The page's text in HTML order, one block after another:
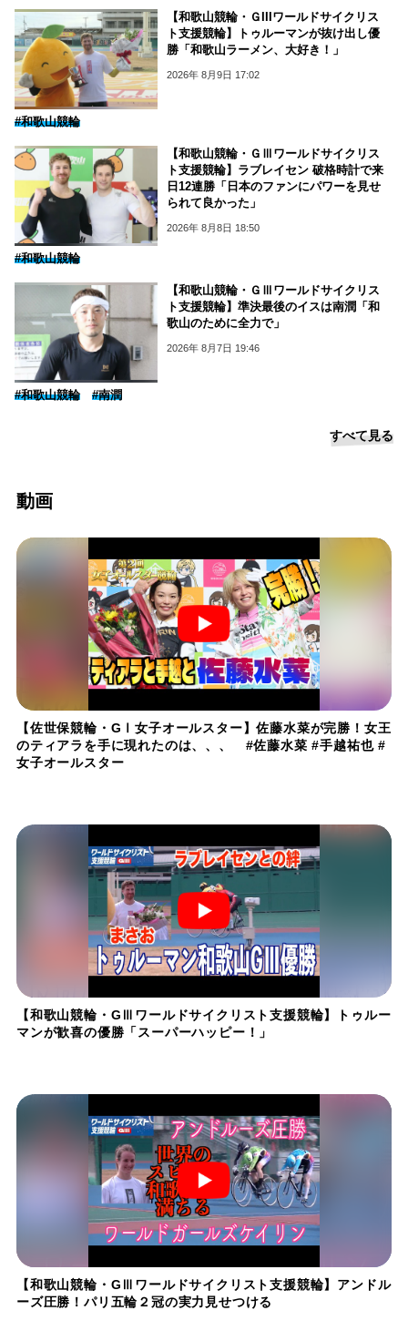
【和歌山競輪・ＧIIIワールドサイクリス
ト支援競輪】トゥルーマンが抜け出し優
勝「和歌山ラーメン、大好き！」
2026年 8月9日 17:02
#和歌山競輪
【和歌山競輪・ＧⅢワールドサイクリス
ト支援競輪】ラブレイセン 破格時計で来
日12連勝「日本のファンにパワーを見せ
られて良かった」
2026年 8月8日 18:50
#和歌山競輪
【和歌山競輪・ＧⅢワールドサイクリス
ト支援競輪】準決最後のイスは南潤「和
歌山のために全力で」
2026年 8月7日 19:46
#和歌山競輪 #南潤
すべて見る
動画
【佐世保競輪・GⅠ女子オールスター】佐藤水菜が完勝！女王
のティアラを手に現れたのは、、、 #佐藤水菜 #手越祐也 #
女子オールスター
【和歌山競輪・GⅢワールドサイクリスト支援競輪】トゥルー
マンが歓喜の優勝「スーパーハッピー！」
【和歌山競輪・GⅢワールドサイクリスト支援競輪】アンドル
ーズ圧勝！パリ五輪２冠の実力見せつける